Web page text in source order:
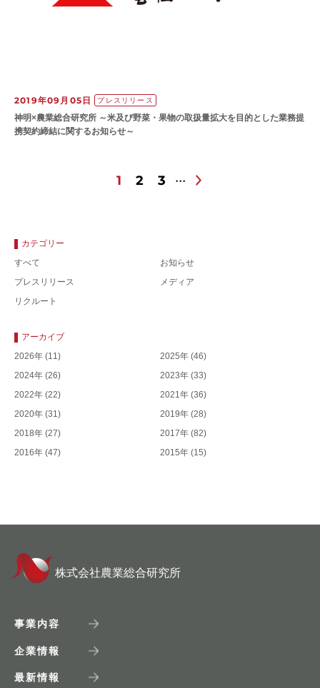
2019年09月05日 プレスリリース
神明×農業総合研究所 ～米及び野菜・果物の取扱量拡大を目的とした業務提
携契約締結に関するお知らせ～
1 2 3
カテゴリー
すべて
お知らせ
プレスリリース
メディア
リクルート
アーカイブ
2026年 (11) 2025年 (46)
2024年 (26) 2023年 (33)
2022年 (22) 2021年 (36)
2020年 (31) 2019年 (28)
2018年 (27) 2017年 (82)
2016年 (47) 2015年 (15)
株式会社農業総合研究所
事業内容
企業情報
最新情報